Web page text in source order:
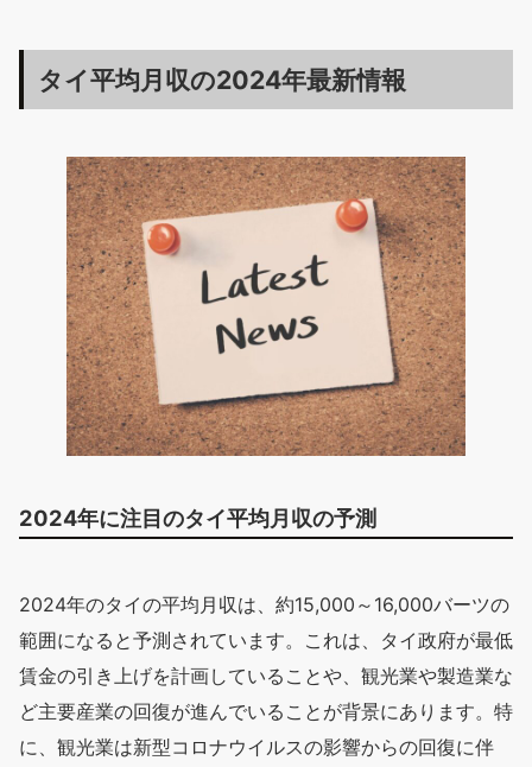
タイ平均月収の2024年最新情報
2024年に注目のタイ平均月収の予測
2024年のタイの平均月収は、約15,000～16,000バーツの
範囲になると予測されています。これは、タイ政府が最低
賃金の引き上げを計画していることや、観光業や製造業な
ど主要産業の回復が進んでいることが背景にあります。特
に、観光業は新型コロナウイルスの影響からの回復に伴